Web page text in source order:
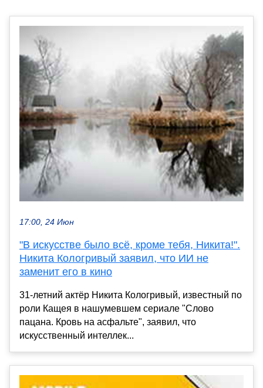
17:00, 24 Июн
"В искусстве было всё, кроме тебя, Никита!".
Никита Кологривый заявил, что ИИ не
заменит его в кино
31-летний актёр Никита Кологривый, известный по
роли Кащея в нашумевшем сериале "Слово
пацана. Кровь на асфальте", заявил, что
искусственный интеллек...